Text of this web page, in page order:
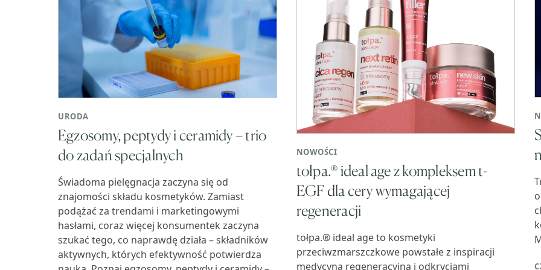
URODA
Egzosomy, peptydy i ceramidy – trio
do zadań specjalnych
Świadoma pielęgnacja zaczyna się od
znajomości składu kosmetyków. Zamiast
podążać za trendami i marketingowymi
hasłami, coraz więcej konsumentek zaczyna
szukać tego, co naprawdę działa – składników
aktywnych, których efektywność potwierdza
NOWOŚCI
tołpa.® ideal age z kompleksem t-
EGF dla cery wymagającej
regeneracji
tołpa.® ideal age to kosmetyki
przeciwzmarszczkowe powstałe z inspiracji
medycyną regeneracyjną i odkryciami